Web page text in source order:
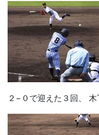
２−０で迎えた３回、